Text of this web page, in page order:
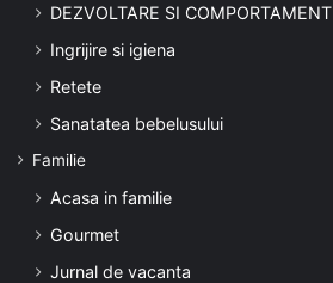
DEZVOLTARE SI COMPORTAMENT
Ingrijire si igiena
Retete
Sanatatea bebelusului
Familie
Acasa in familie
Gourmet
Jurnal de vacanta